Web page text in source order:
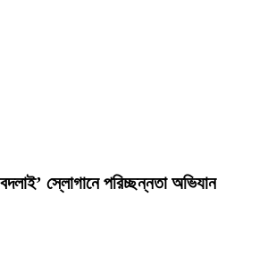
স্লোগানে পরিচ্ছন্নতা অভিযান